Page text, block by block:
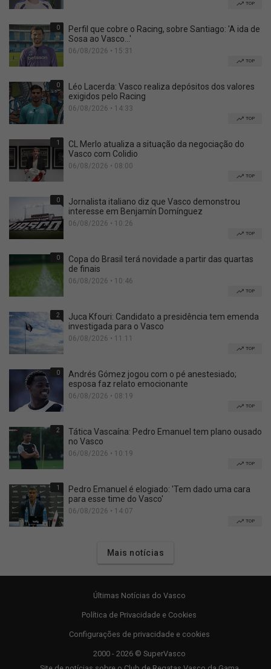
TOP
0
Perfil que cobre o Racing, sobre Santiago: 'A ida de
Sosa ao Vasco...'
06/08/2026 • 15:31
TOP
0
Léo Lacerda: Vasco realiza depósitos dos valores
exigidos pelo Racing
06/08/2026 • 14:33
TOP
1
CL Merlo atualiza a situação da negociação do
Vasco com Colidio
06/08/2026 • 08:00
TOP
0
Jornalista italiano diz que Vasco demonstrou
interesse em Benjamín Domínguez
06/08/2026 • 10:26
TOP
0
Copa do Brasil terá novidade a partir das quartas
de finais
06/08/2026 • 10:46
TOP
2
Juca Kfouri: Candidato a presidência tem emenda
investigada para o Vasco
06/08/2026 • 11:11
TOP
0
Andrés Gómez jogou com o pé anestesiado;
esposa faz relato emocionante
06/08/2026 • 08:19
TOP
2
Tática Vascaína: Pedro Emanuel tem plano ousado
no Vasco
06/08/2026 • 10:19
TOP
1
Pedro Emanuel é elogiado: 'Tem dado uma cara
para esse time do Vasco'
06/08/2026 • 14:07
TOP
Mais notícias
Últimas Notícias do Vasco
Política de Privacidade e Cookies
Configurações de privacidade e cookies
2000 - 2026 © SuperVasco